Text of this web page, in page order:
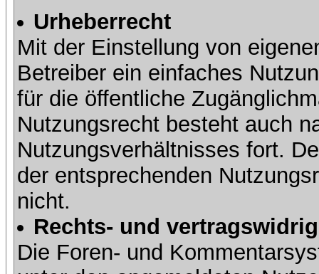
Urheberrecht
Mit der Einstellung von
Betreiber ein einfaches
für die öffentliche
Nutzungsrecht besteht auch
Nutzungsverhältnisses fort.
der entsprechenden
nicht.
Rechts- und
Die Foren- und